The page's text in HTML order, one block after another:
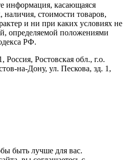
информация, касающаяся
наличия, стоимости товаров,
и ни при каких условиях не
определяемой положениями
РФ.
Ростовская обл., г.о.
на-Дону, ул. Пескова, зд. 1,
быть лучше для вас.